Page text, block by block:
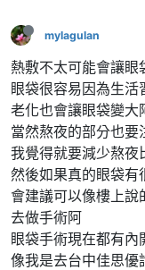
mylagulan
熱敷不太可能會讓眼
眼袋很容易因為生活
老化也會讓眼袋變大
當然熬夜的部分也要
我覺得就要減少熬夜
然後如果真的眼袋有
會建議可以像樓上說
去做手術阿
眼袋手術現在都有內
像我是去台中佳思優